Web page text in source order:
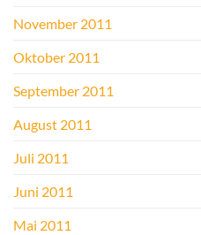
November 2011
Oktober 2011
September 2011
August 2011
Juli 2011
Juni 2011
Mai 2011